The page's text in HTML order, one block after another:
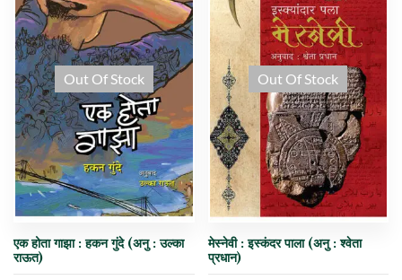
Out Of Stock
एक होता गाझा : हकन गुंदे (अनु : उल्का
राऊत)
Out Of Stock
मेस्नेवी : इस्कंदर पाला (अनु : श्वेता
प्रधान)